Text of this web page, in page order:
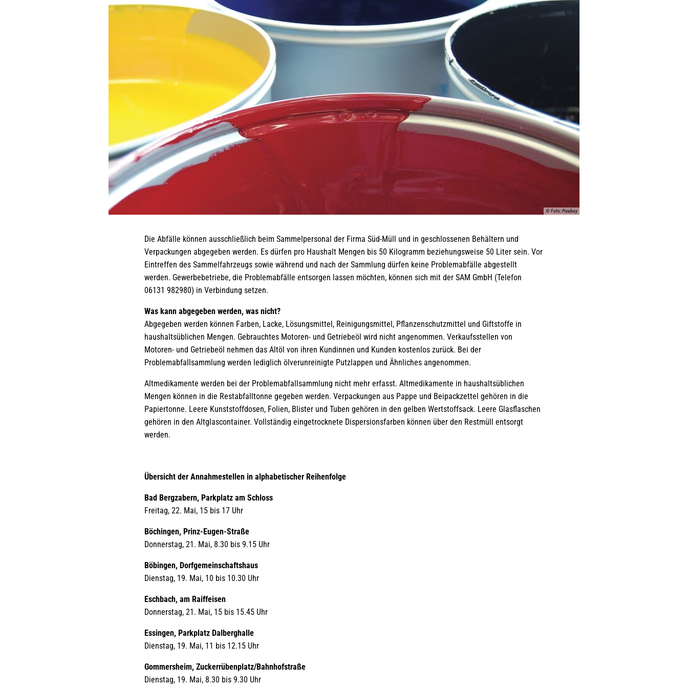
© Foto: Pixabay
Die Abfälle können ausschließlich beim Sammelpersonal der Firma Süd-Müll und in geschlossenen Behältern und
Verpackungen abgegeben werden. Es dürfen pro Haushalt Mengen bis 50 Kilogramm beziehungsweise 50 Liter sein. Vor
Eintreffen des Sammelfahrzeugs sowie während und nach der Sammlung dürfen keine Problemabfälle abgestellt
werden. Gewerbebetriebe, die Problemabfälle entsorgen lassen möchten, können sich mit der SAM GmbH (Telefon
06131 982980) in Verbindung setzen.
Was kann abgegeben werden, was nicht?
Abgegeben werden können Farben, Lacke, Lösungsmittel, Reinigungsmittel, Pflanzenschutzmittel und Giftstoffe in
haushaltsüblichen Mengen. Gebrauchtes Motoren- und Getriebeöl wird nicht angenommen. Verkaufsstellen von
Motoren- und Getriebeöl nehmen das Altöl von ihren Kundinnen und Kunden kostenlos zurück. Bei der
Problemabfallsammlung werden lediglich ölverunreinigte Putzlappen und Ähnliches angenommen.
Altmedikamente werden bei der Problemabfallsammlung nicht mehr erfasst. Altmedikamente in haushaltsüblichen
Mengen können in die Restabfalltonne gegeben werden. Verpackungen aus Pappe und Beipackzettel gehören in die
Papiertonne. Leere Kunststoffdosen, Folien, Blister und Tuben gehören in den gelben Wertstoffsack. Leere Glasflaschen
gehören in den Altglascontainer. Vollständig eingetrocknete Dispersionsfarben können über den Restmüll entsorgt
werden.
Übersicht der Annahmestellen in alphabetischer Reihenfolge
Bad Bergzabern, Parkplatz am Schloss
Freitag, 22. Mai, 15 bis 17 Uhr
Böchingen, Prinz-Eugen-Straße
Donnerstag, 21. Mai, 8.30 bis 9.15 Uhr
Böbingen, Dorfgemeinschaftshaus
Dienstag, 19. Mai, 10 bis 10.30 Uhr
Eschbach, am Raiffeisen
Donnerstag, 21. Mai, 15 bis 15.45 Uhr
Essingen, Parkplatz Dalberghalle
Dienstag, 19. Mai, 11 bis 12.15 Uhr
Gommersheim, Zuckerrübenplatz/Bahnhofstraße
Dienstag, 19. Mai, 8.30 bis 9.30 Uhr